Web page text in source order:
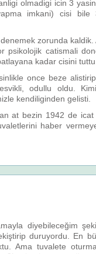
olmadigi icin 3
imkani) cisi bile
zorunda kaldik.
psikolojik catismali
kadar cisini tuttu.
once beze
odullu oldu.
kendiliginden gelisti.
at bezin 1942 de icat
haber
diyebileceğim
duruyordu. En
Ama tuvalete